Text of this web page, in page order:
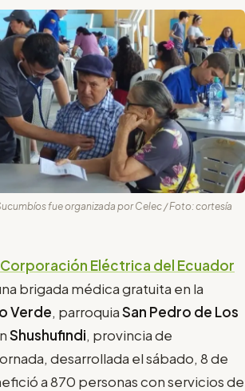
fue organizada por Celec / Foto: cortesía
Corporación Eléctrica del Ecuador
brigada médica gratuita en la
Verde, parroquiaSan Pedro de Los
Shushufindi, provincia de
desarrollada el sábado, 8 de
a 870 personas con servicios de